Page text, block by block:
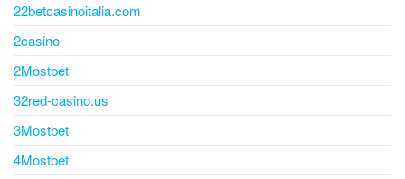
22betcasinoitalia.com
2casino
2Mostbet
32red-casino.us
3Mostbet
4Mostbet